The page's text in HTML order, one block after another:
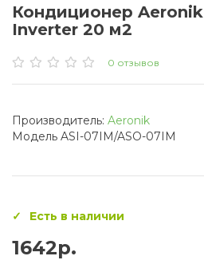
Кондиционер
Inverter 20 м2
0 отзывов
Производитель: Aeronik
Модель ASI-07IM/ASO-07IM
Есть в наличии
1642р.